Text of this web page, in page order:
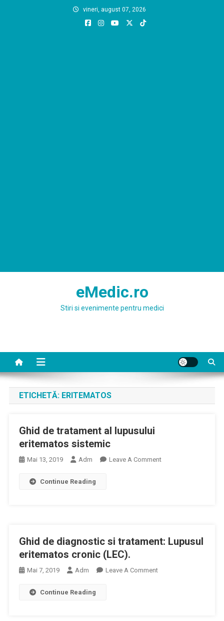
vineri, august 07, 2026
eMedic.ro
Stiri si evenimente pentru medici
ETICHETĂ: ERITEMATOS
Ghid de tratament al lupusului
eritematos sistemic
Mai 13, 2019 Adm Leave A CommentOn
Sistemic
Continue Reading
Ghid de diagnostic si tratament: Lupusul
eritematos cronic (LEC).
Mai 7, 2019 Adm Leave A CommentOn
Continue Reading